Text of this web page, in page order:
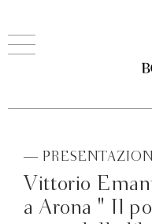
—
Vittorio
a Arona " Il